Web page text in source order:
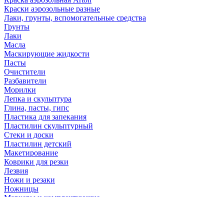
Краски аэрозольные разные
Лаки, грунты, вспомогательные средства
Грунты
Лаки
Масла
Маскирующие жидкости
Пасты
Очистители
Разбавители
Морилки
Лепка и скульптура
Глина, пасты, гипс
Пластика для запекания
Пластилин скульптурный
Стеки и доски
Пластилин детский
Макетирование
Коврики для резки
Лезвия
Ножи и резаки
Ножницы